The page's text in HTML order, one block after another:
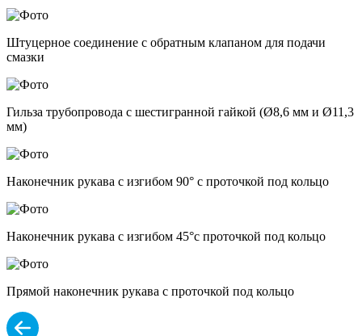
Штуцерное соединение с обратным клапаном для подачи
смазки
Гильза трубопровода с шестигранной гайкой (Ø8,6 мм и Ø11,3
мм)
Наконечник рукава с изгибом 90° с проточкой под кольцо
Наконечник рукава с изгибом 45°с проточкой под кольцо
Прямой наконечник рукава с проточкой под кольцо